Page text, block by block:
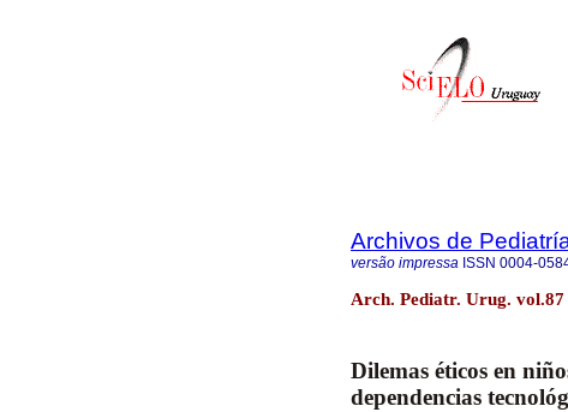
Archivos de
versão impressa ISSN 0004-
Arch. Pediatr. Urug.
Dilemas éticos en
dependencias